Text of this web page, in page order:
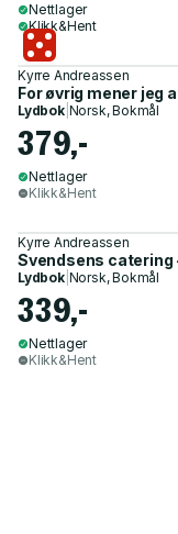
Nettlager
Klikk&Hent
Kyrre Andreassen
For øvrig mener jeg
Lydbok| Norsk, Bokmål
379,-
Nettlager
Klikk&Hent
Kyrre Andreassen
Svendsens catering
Lydbok| Norsk, Bokmål
339,-
Nettlager
Klikk&Hent